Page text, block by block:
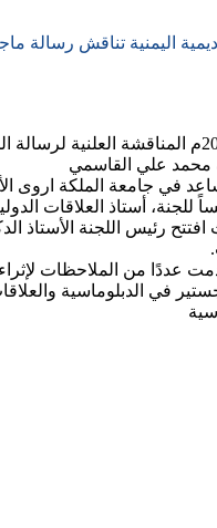
اليمنية تناقش رسالة
عقدت الأكاديمية اليمنية صباح يوم
في جامعة الملكة اروى
للجنة، أستاذ العلاقات
افتتح رئيس اللجنة
من الملاحظات
في الدبلوماسية